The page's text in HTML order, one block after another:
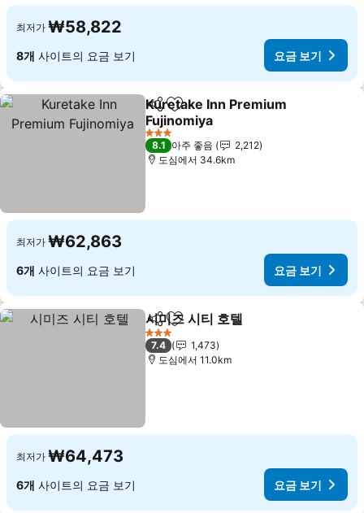
최저가 ₩58,822
8개 사이트의 요금 보기 요금 보기
공유 즐겨찾기에 추가
Kuretake Inn Premium
Fujinomiya
3 성급
8.1 아주 좋음
2,212
도심에서 34.6km
최저가 ₩62,863
6개 사이트의 요금 보기 요금 보기
공유 즐겨찾기에 추가
시미즈 시티 호텔
3 성급
7.4
1,473
도심에서 11.0km
최저가 ₩64,473
6개 사이트의 요금 보기 요금 보기